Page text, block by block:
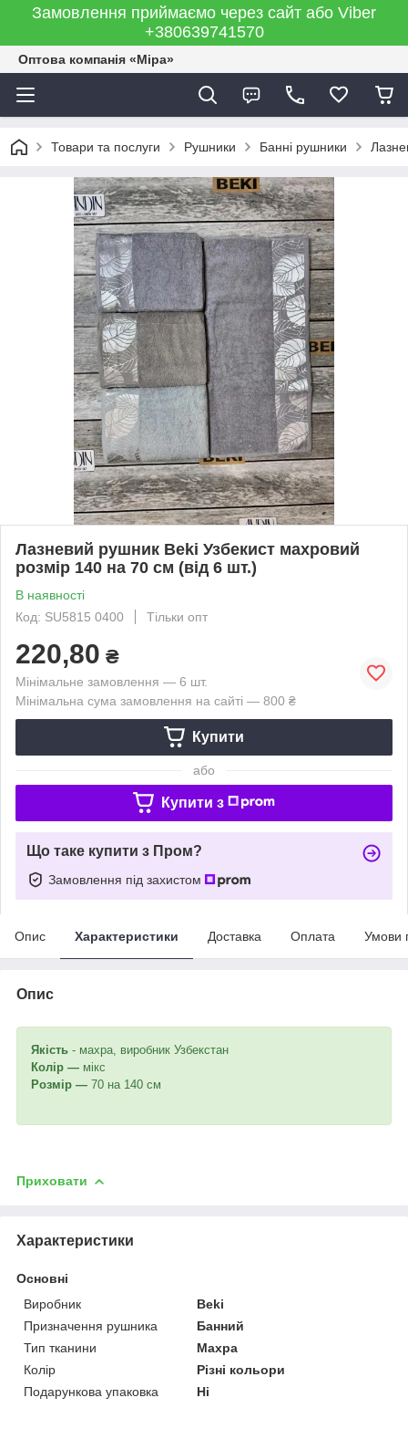
Замовлення приймаємо через сайт або Viber
+380639741570
Оптова компанія «Міра»
Товари та послуги Рушники Банні рушники
Лазневий рушник Beki Узбекист махровий
розмір 140 на 70 см (від 6 шт.)
В наявності
Код: SU5815 0400
Тільки опт
220,80 ₴
Мінімальне замовлення — 6 шт.
Мінімальна сума замовлення на сайті — 800 ₴
Купити
або
Купити з
Що таке купити з Пром?
Замовлення під захистом
Опис Характеристики Доставка Оплата Умови
Опис
Якість - махра, виробник Узбекстан
Колір — мікс
Розмір — 70 на 140 см
Приховати
Характеристики
Основні
Виробник
Beki
Призначення рушника
Банний
Тип тканини
Махра
Колір
Різні кольори
Подарункова упаковка
Ні